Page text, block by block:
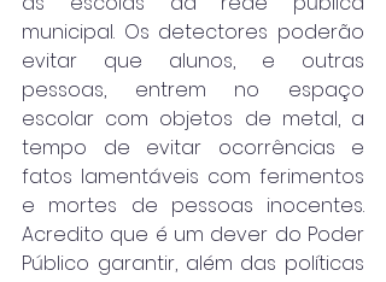
municipal. Os detectores poderão
evitar que alunos, e outras
pessoas, entrem no espaço
escolar com objetos de metal, a
tempo de evitar ocorrências e
fatos lamentáveis com ferimentos
e mortes de pessoas inocentes.
Acredito que é um dever do Poder
Público garantir, além das políticas